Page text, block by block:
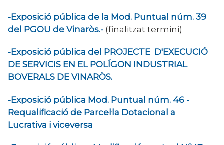
-Exposició pública de la Mod. Puntual núm. 39
del PGOU de Vinaròs.- (finalitzat termini)
-Exposició pública del PROJECTE D'EXECUCIÓ
DE SERVICIS EN EL POLÍGON INDUSTRIAL
BOVERALS DE VINARÒS.
-Exposició pública Mod. Puntual núm. 46 -
Requalificació de Parcel·la Dotacional a
Lucrativa i viceversa